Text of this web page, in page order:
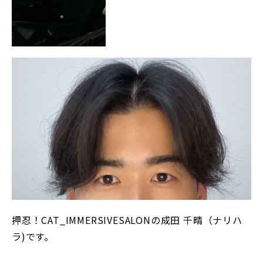
押忍！CAT_IMMERSIVESALONの成田 千晴（ナリハ
ラ)です。